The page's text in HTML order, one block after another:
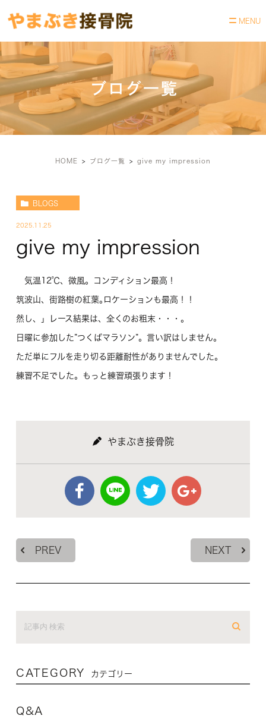
ブログ一覧
HOME ブログ一覧 give my impression
BLOGS
2025.11.25
give my impression
気温12℃、微風。コンディション最高！
筑波山、街路樹の紅葉｡ロケーションも最高！！
然し、」レース結果は、全くのお粗末・・・。
日曜に参加した”つくばマラソン”。言い訳はしません。
ただ単にフルを走り切る距離耐性がありませんでした。
練習不足でした。もっと練習頑張ります！
やまぶき接骨院
PREV NEXT
CATEGORY カテゴリー
Q&A